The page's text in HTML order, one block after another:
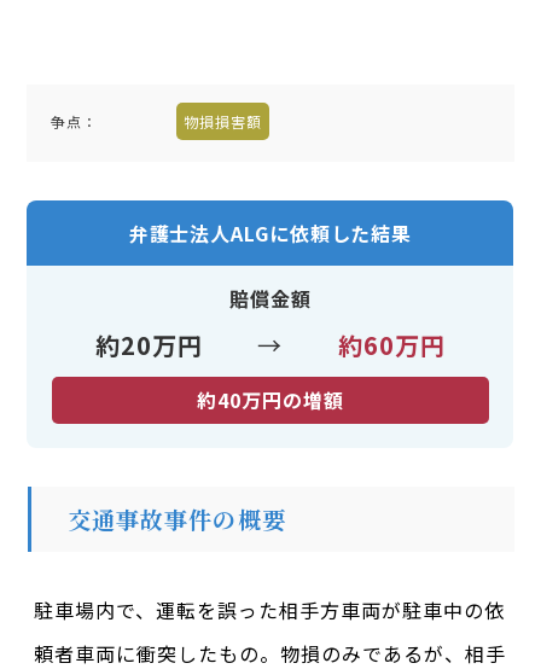
争点： 物損損害額
弁護士法人ALGに依頼した結果
賠償金額
約20万円 → 約60万円
約40万円の増額
交通事故事件の概要
駐車場内で、運転を誤った相手方車両が駐車中の依
頼者車両に衝突したもの。物損のみであるが、相手